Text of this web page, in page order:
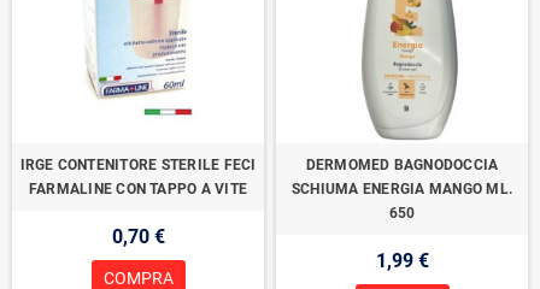
IRGE CONTENITORE STERILE FECI
FARMALINE CON TAPPO A VITE
0,70 €
COMPRA
DERMOMED BAGNODOCCIA
SCHIUMA ENERGIA MANGO ML.
650
1,99 €